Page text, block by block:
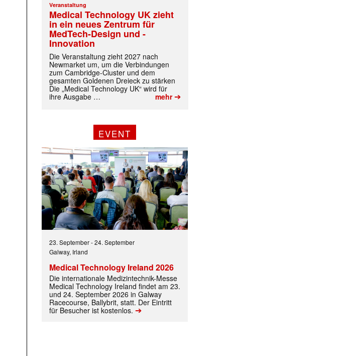
jede Woche aktuell informiert.
Veranstaltung
Medical Technology UK zieht
in ein neues Zentrum für
MedTech-Design und -
Innovation
Die Veranstaltung zieht 2027 nach
Newmarket um, um die Verbindungen
zum Cambridge-Cluster und dem
gesamten Goldenen Dreieck zu stärken
Die „Medical Technology UK“ wird für
ihre Ausgabe …
mehr➔
EVENT
23. September-24. September
Galway, Irland
Medical Technology Ireland 2026
Die internationale Medizintechnik-Messe
Medical Technology Ireland findet am 23.
und 24. September 2026 in Galway
Racecourse, Ballybrit, statt. Der Eintritt
für Besucher ist kostenlos. ➔